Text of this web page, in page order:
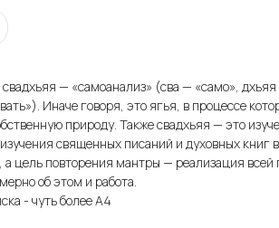
— «самоанализ» (сва — «само»,
Иначе говоря, это ягья, в процессе
природу. Также свадхьяя — это
священных писаний и духовных книг
а цель повторения мантры — реализация всей
об этом и работа.
- чуть более А4